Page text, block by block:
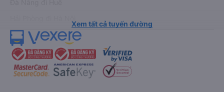
Xem tất cả tuyến đường